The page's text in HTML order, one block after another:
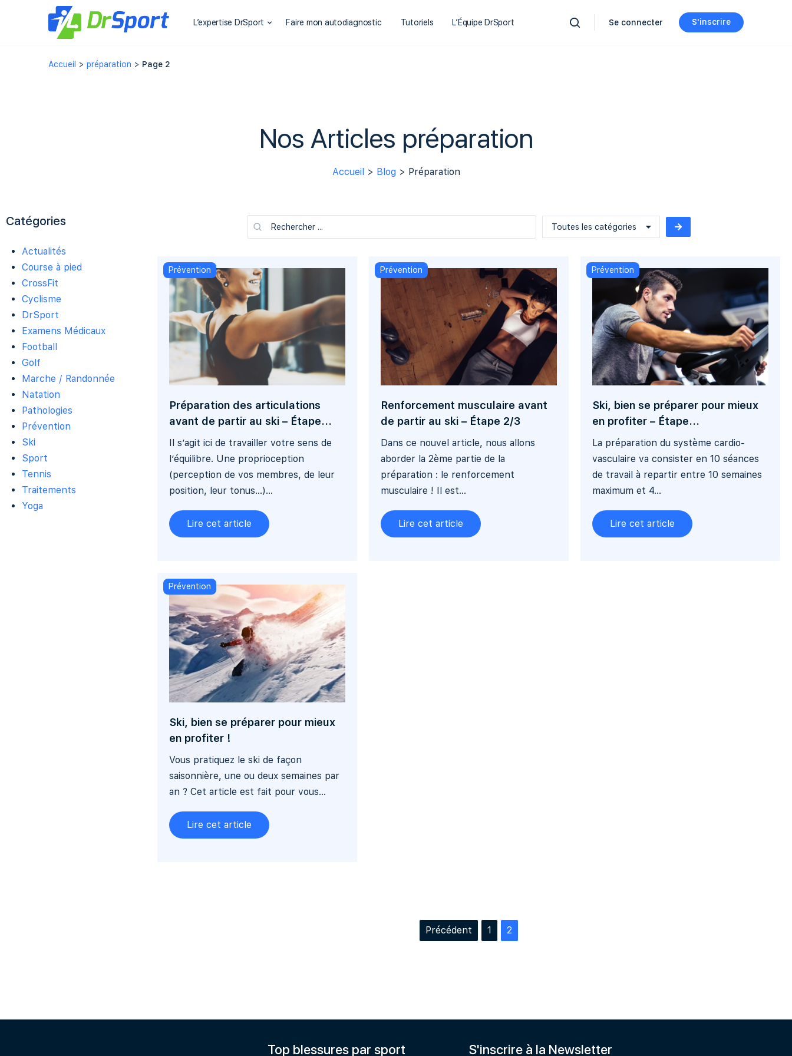
L’expertise DrSport Faire mon autodiagnostic Tutoriels L’Équipe DrSport Se connecter S'inscrire
Accueil > préparation > Page 2
Nos Articles préparation
Accueil> Blog > Préparation
Catégories
Actualités
Course à pied
CrossFit
Cyclisme
DrSport
Examens Médicaux
Football
Golf
Marche / Randonnée
Natation
Pathologies
Prévention
Ski
Sport
Tennis
Traitements
Yoga
Toutes les catégories
Prévention
Préparation des articulations
avant de partir au ski – Étape...
Il s’agit ici de travailler votre sens de
l’équilibre. Une proprioception
(perception de vos membres, de leur
position, leur tonus…)...
Lire cet article
Prévention
Renforcement musculaire avant
de partir au ski – Étape 2/3
Dans ce nouvel article, nous allons
aborder la 2ème partie de la
préparation : le renforcement
musculaire ! Il est...
Lire cet article
Prévention
Ski, bien se préparer pour mieux
en profiter – Étape...
La préparation du système cardio-
vasculaire va consister en 10 séances
de travail à repartir entre 10 semaines
maximum et 4...
Lire cet article
Prévention
Ski, bien se préparer pour mieux
en profiter !
Vous pratiquez le ski de façon
saisonnière, une ou deux semaines par
an ? Cet article est fait pour vous...
Lire cet article
Précédent 1 2
Top blessures par sport S'inscrire à la Newsletter